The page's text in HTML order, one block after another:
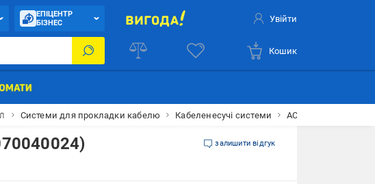
ЕПІЦЕНТР
БІЗНЕС
Увійти
Кошик
Системи для прокладки кабелю Кабеленесучі системи АСКО-УКРЕМ
залишити відгук